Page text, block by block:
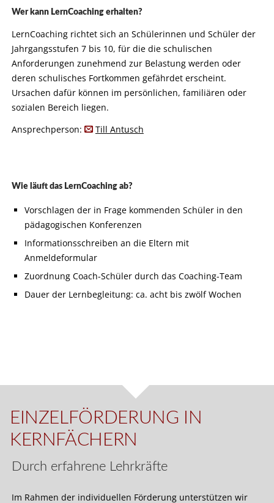
Wer kann LernCoaching erhalten?
LernCoaching richtet sich an Schülerinnen und Schüler der
Jahrgangsstufen 7 bis 10, für die die schulischen
Anforderungen zunehmend zur Belastung werden oder
deren schulisches Fortkommen gefährdet erscheint.
Ursachen dafür können im persönlichen, familiären oder
sozialen Bereich liegen.
Ansprechperson:
Till Antusch
Wie läuft das LernCoaching ab?
Vorschlagen der in Frage kommenden Schüler in den
pädagogischen Konferenzen
Informationsschreiben an die Eltern mit
Anmeldeformular
Zuordnung Coach-Schüler durch das Coaching-Team
Dauer der Lernbegleitung: ca. acht bis zwölf Wochen
EINZELFÖRDERUNG IN
KERNFÄCHERN
Durch erfahrene Lehrkräfte
Im Rahmen der individuellen Förderung unterstützen wir